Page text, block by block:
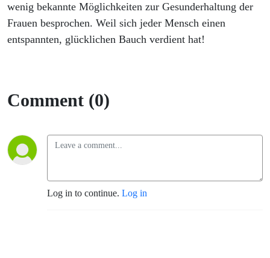
wenig bekannte Möglichkeiten zur Gesunderhaltung der
Frauen besprochen. Weil sich jeder Mensch einen
entspannten, glücklichen Bauch verdient hat!
Comment (0)
Log in to continue. Log in